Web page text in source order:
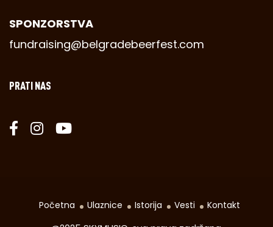
SPONZORSTVA
fundraising@belgradebeerfest.com
PRATI NAS
Početna Ulaznice Istorija Vesti Kontakt